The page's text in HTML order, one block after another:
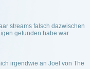
streams falsch dazwischen
gefunden habe war
irgendwie an Joel von The